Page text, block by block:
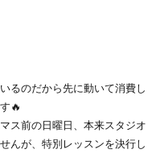
るのだから先に動いて消費し
🔥
ス前の日曜日、本来スタジオ
んが、特別レッスンを決行し